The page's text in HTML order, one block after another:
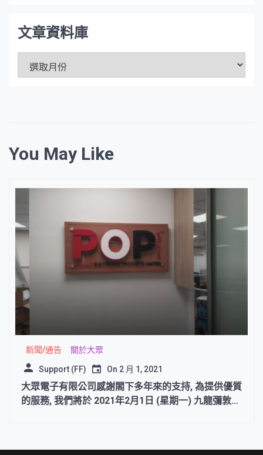
字:
文章資料庫
資
You May Like
新聞/通告 關於大眾
Support (FF) On 2 月 1, 2021
大眾電子有限公司感謝閣下多年來的支持, 為提供優質
的服務, 我們將於 2021年2月1日 (星期一) 九龍彌敦道